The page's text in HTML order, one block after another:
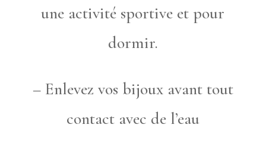
une activité sportive et pour
dormir.
– Enlevez vos bijoux avant tout
contact avec de l’eau